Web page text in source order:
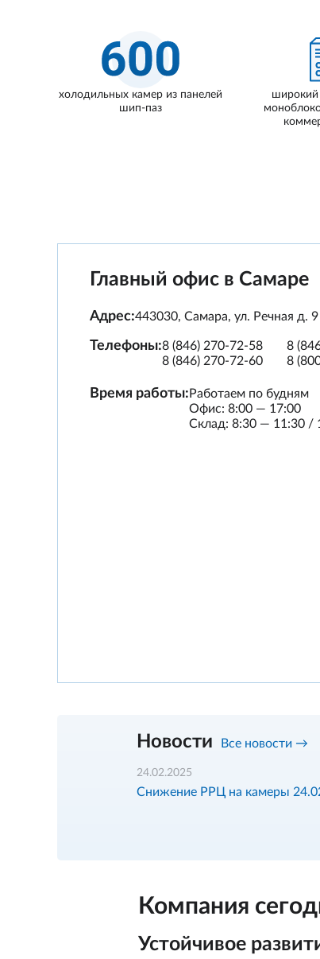
холодильных камер из панелей
шип-паз
Главный офис в Самаре
Адрес:443030, Самара, ул. Речная д. 9
Телефоны:8 (846) 270-72-58
8
8 (846) 270-72-60
8
Время работы: Работаем по будням
Офис: 8:00 — 17:00
Склад: 8:30 — 11:30 /
Новости Все новости →
24.02.2025
Снижение РРЦ на камеры
Компания
Устойчивое